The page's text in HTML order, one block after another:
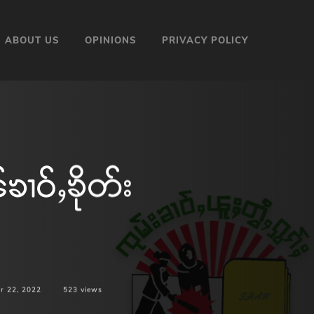
ABOUT US OPINIONS PRIVACY POLICY
ၢဝ်ႇၶိုတ်း
22, 2022 523 views